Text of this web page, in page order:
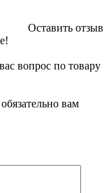
Оставить отзыв
вопрос по товару
вам